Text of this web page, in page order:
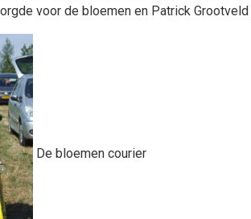
voor de bloemen en Patrick
De bloemen courier